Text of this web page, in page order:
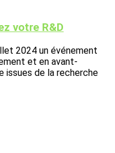
votre R&D
2024 un événement
et en avant-
issues de la recherche